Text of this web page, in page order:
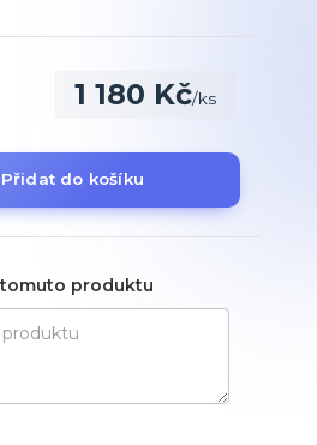
1 180 Kč/ks
Přidat do košíku
produktu